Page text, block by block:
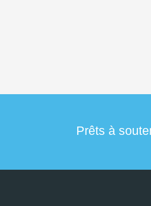
Prêts à